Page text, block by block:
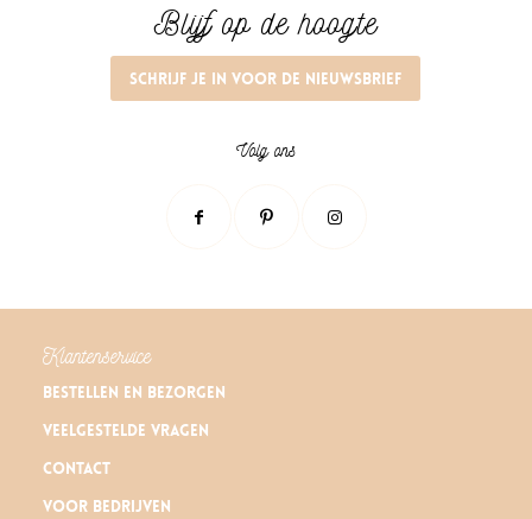
Blijf op de hoogte
Schrijf je in voor de nieuwsbrief
Volg ons
Klantenservice
Bestellen en bezorgen
Veelgestelde vragen
Contact
Voor bedrijven